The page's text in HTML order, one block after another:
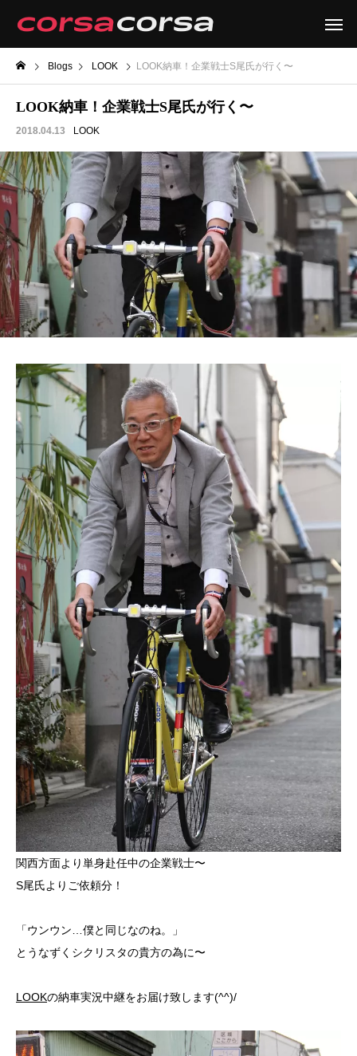
Blogs LOOK LOOK納車！企業戦士S尾氏が行く〜
LOOK納車！企業戦士S尾氏が行く〜
2018.04.13 LOOK
関西方面より単身赴任中の企業戦士〜
S尾氏よりご依頼分！
「ウンウン…僕と同じなのね。」
とうなずくシクリスタの貴方の為に〜
LOOKの納車実況中継をお届け致します(^^)/